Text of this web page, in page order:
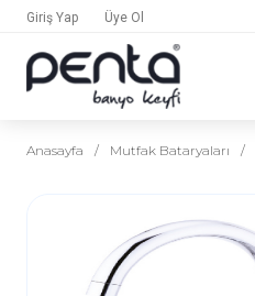
Giriş Yap Üye Ol
Anasayfa / Mutfak Bataryaları /